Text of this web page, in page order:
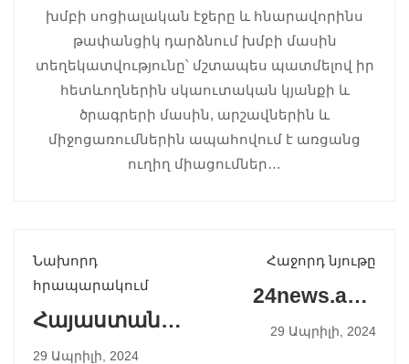
խմբի սոցիալական էջերը և հնարավորինս
թափանցիկ դարձնում խմբի մասին
տեղեկատվությունը՝ մշտապես պատմելով իր
հետևողներին սկաուտական կյանքի և
ծրագրերի մասին, արշավներին և
միջոցառումներին ապահովում է առցանց
ուղիղ միացումներ…
Նախորդ
հրապարակում
Հայաստանի
Հանրային
29 Ապրիլի, 2024
Հաջորդ նյութը
24news.am |
Նոր կյանք
29 Ապրիլի, 2024